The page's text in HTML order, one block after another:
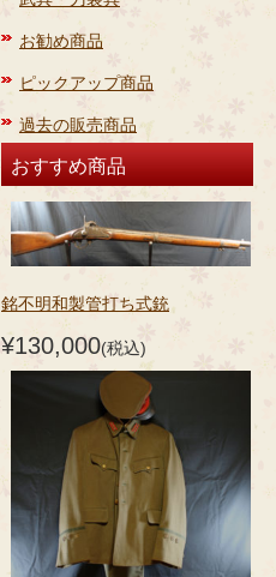
お勧め商品
ピックアップ商品
過去の販売商品
おすすめ商品
銘不明和製管打ち式銃
¥130,000(税込)